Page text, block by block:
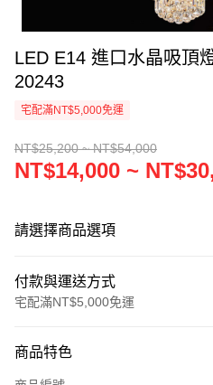
LED E14 進口水晶吸頂
20243
宅配滿NT$5,000免運
NT$25,200 ~ NT$54,000
NT$14,000 ~
請選擇商品選項
付款與運送方式
宅配滿NT$5,000免運
信用卡一次付款
商品特色